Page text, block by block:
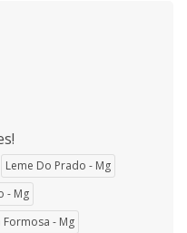
Leme Do Prado - Mg
- Mg
Formosa - Mg